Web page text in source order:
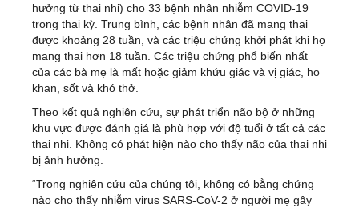
hưởng từ thai nhi) cho 33 bệnh nhân nhiễm COVID-19
trong thai kỳ. Trung bình, các bệnh nhân đã mang thai
được khoảng 28 tuần, và các triệu chứng khởi phát khi họ
mang thai hơn 18 tuần. Các triệu chứng phổ biến nhất
của các bà mẹ là mất hoặc giảm khứu giác và vị giác, ho
khan, sốt và khó thở.
Theo kết quả nghiên cứu, sự phát triển não bộ ở những
khu vực được đánh giá là phù hợp với độ tuổi ở tất cả các
thai nhi. Không có phát hiện nào cho thấy não của thai nhi
bị ảnh hưởng.
“Trong nghiên cứu của chúng tôi, không có bằng chứng
nào cho thấy nhiễm virus SARS-CoV-2 ở người mẹ gây